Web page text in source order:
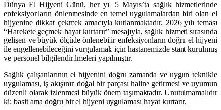
Dünya El Hijyeni Günü, her yıl 5 Mayıs’ta sağlık hizmetlerinde
enfeksiyonların önlenmesinde en temel uygulamalardan biri olan el
hijyenine dikkat çekmek amacıyla kutlanmaktadır. 2026 yılı teması
“Harekete geçmek hayat kurtarır” mesajıyla, sağlık hizmeti sırasında
gelişen ve büyük ölçüde önlenebilir enfeksiyonların doğru el hijyeni
ile engellenebileceğini vurgulamak için hastanemizde stant kurulmuş
ve personel bilgilendirilmeleri yapılmıştır.
Sağlık çalışanlarının el hijyenini doğru zamanda ve uygun teknikle
uygulaması, iş akışının doğal bir parçası haline getirmesi ve uyumun
düzenli olarak izlenmesi büyük önem taşımaktadır. Unutulmamalıdır
ki; basit ama doğru bir el hijyeni uygulaması hayat kurtarır.